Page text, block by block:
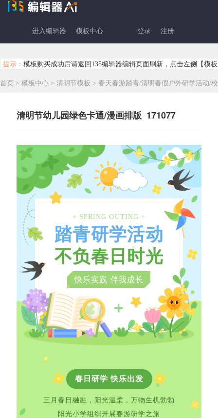
进入编辑器 模板中心 登录 注册
提示： 模板购买成功后请返回135编辑器编辑页面刷新，点击左侧【模
首页 > 模板中心 > 清明节模板 > 春天春游踏青/清明春假户外研学活动/
清明节幼儿园绿色卡通/漫画排版 171077
+ SPRING OUTING +
踏青研学活动
不负春日时光
快乐实践 伴我成长
春日研学 快乐出发
三月春日融融，阳光温柔，万物生机勃勃
阳光小学组织开展春游研学之旅